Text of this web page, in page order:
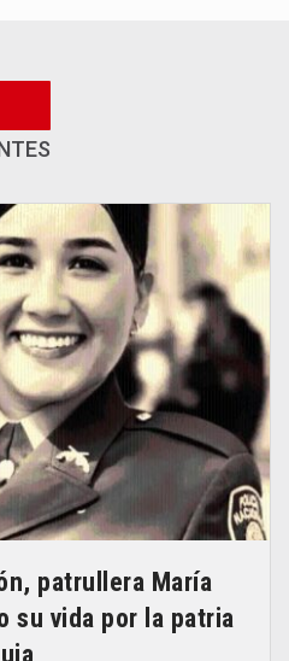
patrullera María
su vida por la patria